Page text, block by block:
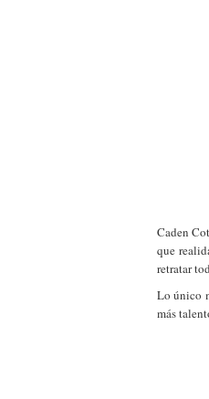
Caden
que
retratar
Lo único
más